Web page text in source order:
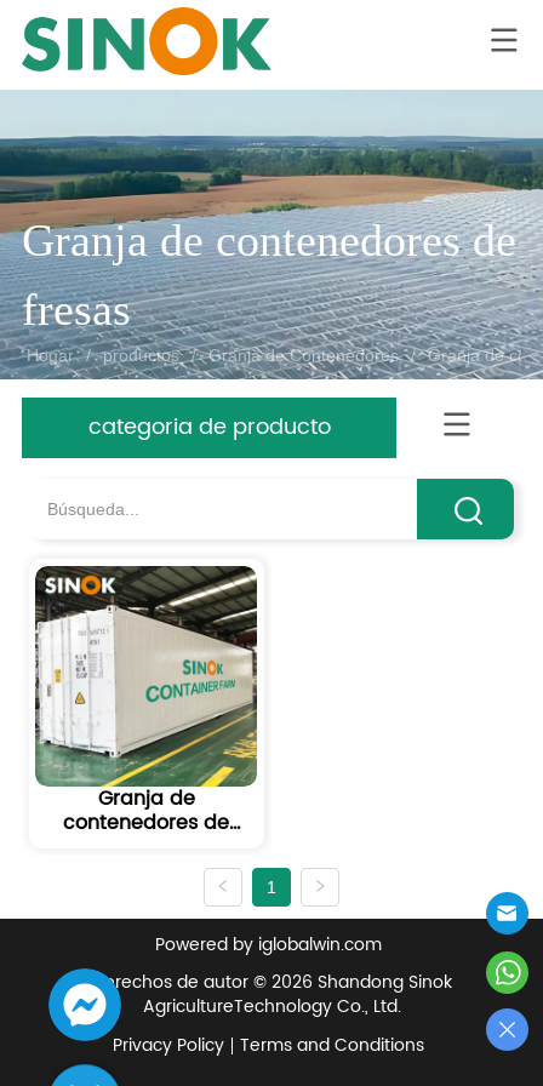
LOGO
Granja de contenedores de
fresas
Hogar / productos / Granja de Contenedores / Granja de
categoria de producto
Granja de
contenedores de
agricultura moderna
contenedores
1
Powered by iglobalwin.com
Derechos de autor © 2026 Shandong Sinok
AgricultureTechnology Co., Ltd.
Privacy Policy Terms and Conditions